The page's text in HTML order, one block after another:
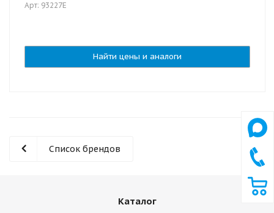
Арт: 93227E
Найти цены и аналоги
Список брендов
Каталог